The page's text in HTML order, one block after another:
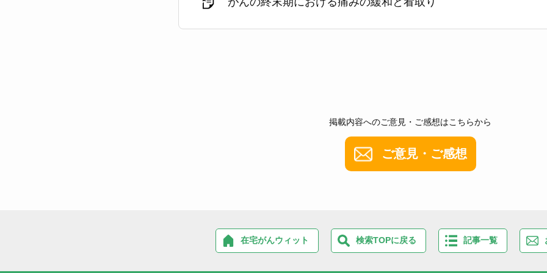
掲載内容へのご意見・ご感想はこちらから
ご意見・ご感想
在宅がんウィット 検索TOPに戻る 記事一覧